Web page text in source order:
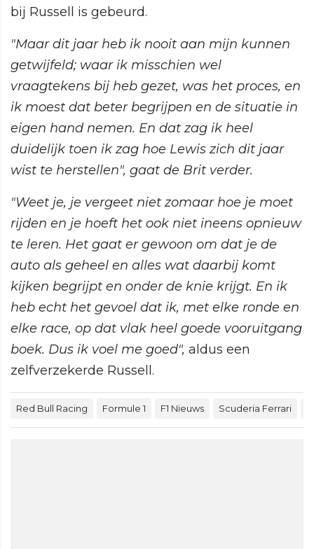
bij Russell is gebeurd.
"Maar dit jaar heb ik nooit aan mijn kunnen
getwijfeld; waar ik misschien wel
vraagtekens bij heb gezet, was het proces, en
ik moest dat beter begrijpen en de situatie in
eigen hand nemen. En dat zag ik heel
duidelijk toen ik zag hoe Lewis zich dit jaar
wist te herstellen", gaat de Brit verder.
"Weet je, je vergeet niet zomaar hoe je moet
rijden en je hoeft het ook niet ineens opnieuw
te leren. Het gaat er gewoon om dat je de
auto als geheel en alles wat daarbij komt
kijken begrijpt en onder de knie krijgt. En ik
heb echt het gevoel dat ik, met elke ronde en
elke race, op dat vlak heel goede vooruitgang
boek. Dus ik voel me goed", aldus een
zelfverzekerde Russell.
Red Bull Racing Formule 1 F1 Nieuws Scuderia Ferrari